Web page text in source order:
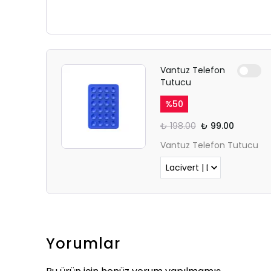
Vantuz Telefon
Tutucu
%50
₺ 198.00 ₺ 99.00
Vantuz Telefon Tutucu
Yorumlar